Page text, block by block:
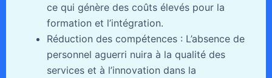
ce qui génère des coûts élevés pour la
formation et l’intégration.
Réduction des compétences : L’absence de
personnel aguerri nuira à la qualité des
services et à l’innovation dans la